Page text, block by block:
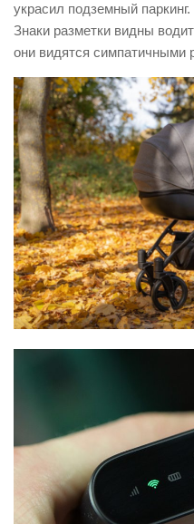
украсил подземный паркинг.
Знаки разметки видны
они видятся симпатичными